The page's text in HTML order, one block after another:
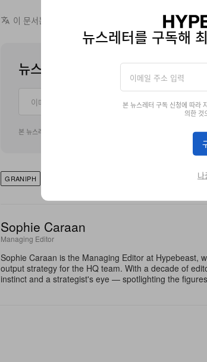
이 문서는 영어에서 자동으로 번역되었습니다.
뉴스레터를 구독해 최신 뉴스를 놓
본 뉴스레터 구독 신청에 따라 자사의 이용약관에
GRANIPH
Sophie Caraan
Managing Editor
Sophie Caraan is the Managing Editor at Hypebeast,
output strategy for the HQ team. With a decade of
instinct and a strategist's eye — spotlighting the
뉴스레터를 구독해
본 뉴스레터 구독 신청에 따라
의한 것
나